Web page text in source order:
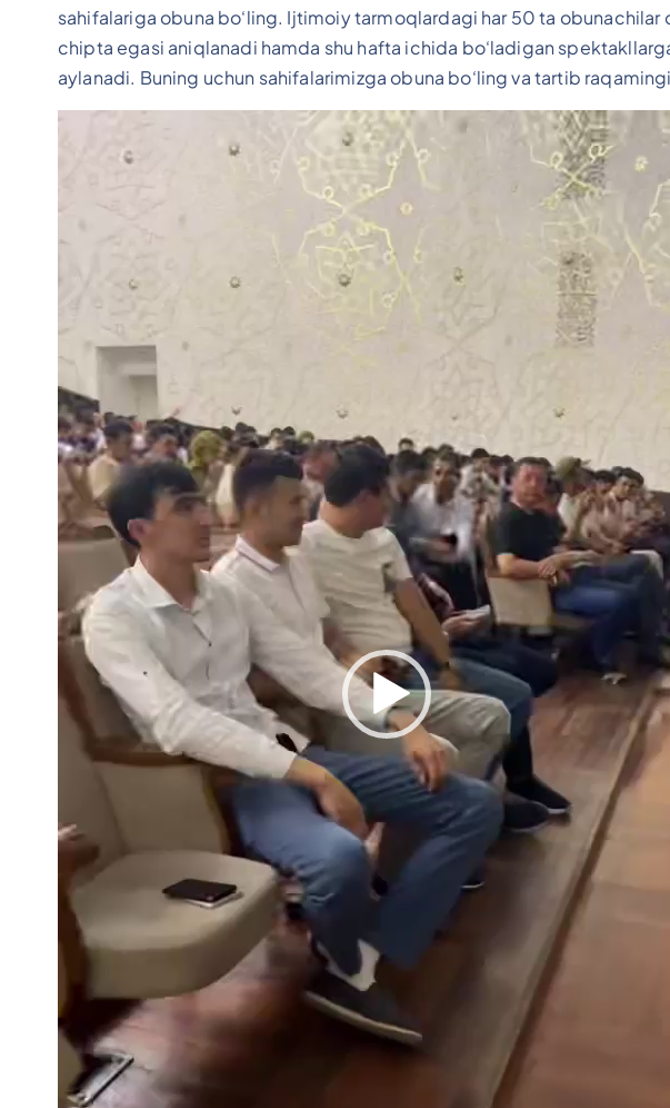
sahifalariga obuna bo‘ling. Ijtimoiy tarmoqlardagi har 50 ta obunachilar
chipta egasi aniqlanadi hamda shu hafta ichida bo‘ladigan
aylanadi. Buning uchun sahifalarimizga obuna bo‘ling va tartib
V
e
o
y
e
r